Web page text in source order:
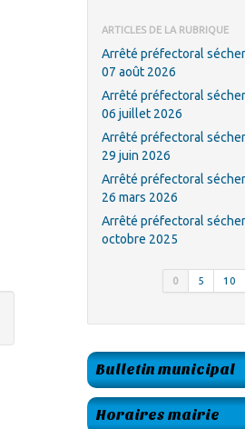
ARTICLES DE LA RUBRIQUE
Arrêté préfectoral
07 août 2026
Arrêté préfectoral
06 juillet 2026
Arrêté préfectoral
29 juin 2026
Arrêté préfectoral
26 mars 2026
Arrêté préfectoral
octobre 2025
0 5 10
Bulletin municipal
Horaires mairie